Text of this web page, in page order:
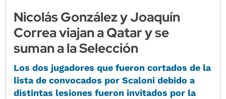
Nicolás González y Joaquín
Correa viajan a Qatar y se
suman a la Selección
Los dos jugadores que fueron cortados de la
lista de convocados por Scaloni debido a
distintas lesiones fueron invitados por la